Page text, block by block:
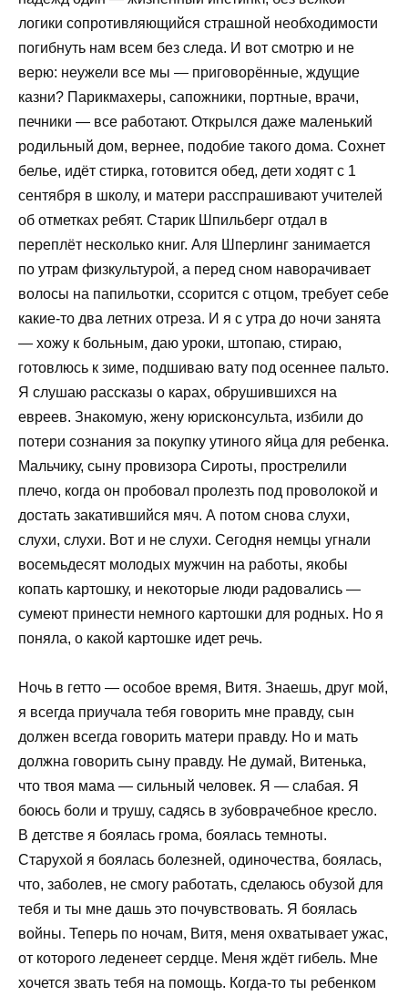
логики сопротивляющийся страшной необходимости
погибнуть нам всем без следа. И вот смотрю и не
верю: неужели все мы — приговорённые, ждущие
казни? Парикмахеры, сапожники, портные, врачи,
печники — все работают. Открылся даже маленький
родильный дом, вернее, подобие такого дома. Сохнет
белье, идёт стирка, готовится обед, дети ходят с 1
сентября в школу, и матери расспрашивают учителей
об отметках ребят. Старик Шпильберг отдал в
переплёт несколько книг. Аля Шперлинг занимается
по утрам физкультурой, а перед сном наворачивает
волосы на папильотки, ссорится с отцом, требует себе
какие-то два летних отреза. И я с утра до ночи занята
— хожу к больным, даю уроки, штопаю, стираю,
готовлюсь к зиме, подшиваю вату под осеннее пальто.
Я слушаю рассказы о карах, обрушившихся на
евреев. Знакомую, жену юрисконсульта, избили до
потери сознания за покупку утиного яйца для ребенка.
Мальчику, сыну провизора Сироты, прострелили
плечо, когда он пробовал пролезть под проволокой и
достать закатившийся мяч. А потом снова слухи,
слухи, слухи. Вот и не слухи. Сегодня немцы угнали
восемьдесят молодых мужчин на работы, якобы
копать картошку, и некоторые люди радовались —
сумеют принести немного картошки для родных. Но я
поняла, о какой картошке идет речь.
Ночь в гетто — особое время, Витя. Знаешь, друг мой,
я всегда приучала тебя говорить мне правду, сын
должен всегда говорить матери правду. Но и мать
должна говорить сыну правду. Не думай, Витенька,
что твоя мама — сильный человек. Я — слабая. Я
боюсь боли и трушу, садясь в зубоврачебное кресло.
В детстве я боялась грома, боялась темноты.
Старухой я боялась болезней, одиночества, боялась,
что, заболев, не смогу работать, сделаюсь обузой для
тебя и ты мне дашь это почувствовать. Я боялась
войны. Теперь по ночам, Витя, меня охватывает ужас,
от которого леденеет сердце. Меня ждёт гибель. Мне
хочется звать тебя на помощь. Когда-то ты ребенком